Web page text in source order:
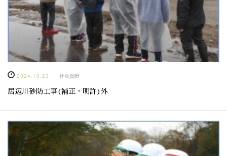
2024.10.23 社会貢献
居辺川砂防工事(補正・明許)外